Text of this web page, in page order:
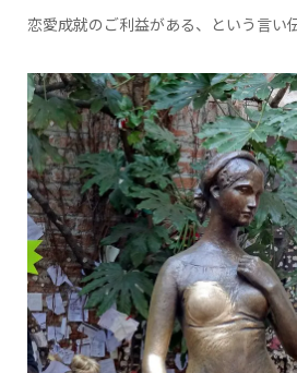
恋愛成就のご利益がある、という言い